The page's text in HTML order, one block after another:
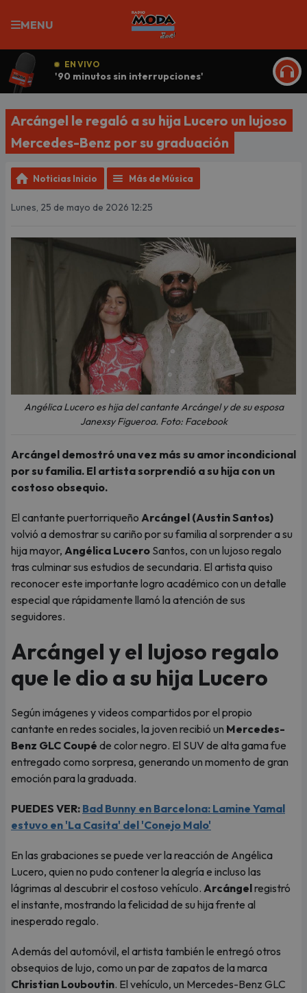
MENU
EN VIVO
'90 minutos sin interrupciones'
Arcángel le regaló a su hija Lucero un lujoso
Mercedes-Benz por su graduación
Noticias Inicio Más de Música
Lunes, 25 de mayo de 2026 12:25
Angélica Lucero es hija del cantante Arcángel y de su esposa
Janexsy Figueroa. Foto: Facebook
Arcángel demostró una vez más su amor incondicional
por su familia. El artista sorprendió a su hija con un
costoso obsequio.
El cantante puertorriqueño Arcángel (Austin Santos)
volvió a demostrar su cariño por su familia al sorprender a su
hija mayor, Angélica Lucero Santos, con un lujoso regalo
tras culminar sus estudios de secundaria. El artista quiso
reconocer este importante logro académico con un detalle
especial que rápidamente llamó la atención de sus
seguidores.
Arcángel y el lujoso regalo
que le dio a su hija Lucero
Según imágenes y videos compartidos por el propio
cantante en redes sociales, la joven recibió un Mercedes-
Benz GLC Coupé de color negro. El SUV de alta gama fue
entregado como sorpresa, generando un momento de gran
emoción para la graduada.
PUEDES VER: Bad Bunny en Barcelona: Lamine Yamal
estuvo en 'La Casita' del 'Conejo Malo'
En las grabaciones se puede ver la reacción de Angélica
Lucero, quien no pudo contener la alegría e incluso las
lágrimas al descubrir el costoso vehículo. Arcángelregistró
el instante, mostrando la felicidad de su hija frente al
inesperado regalo.
Además del automóvil, el artista también le entregó otros
obsequios de lujo, como un par de zapatos de la marca
Christian Louboutin. El vehículo, un Mercedes-Benz GLC